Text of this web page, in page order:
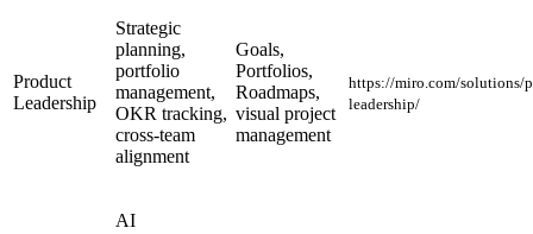
Product
Leadership
Strategic
planning,
portfolio
management,
OKR tracking,
cross-team
alignment
Goals,
Portfolios,
Roadmaps,
visual project
management
https://miro.com/solutions/
leadership/
AI